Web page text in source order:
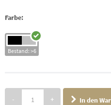
Farbe:
Bestand: >6
- + In den